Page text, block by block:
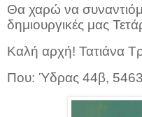
Θα χαρώ να
δημιουργικές μας
Καλή αρχή! Τατιάνα
Που: Ύδρας 44β,